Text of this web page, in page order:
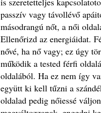
passzív vagy távollévő
másodrangú nőt, a női
Ellenőrizd az energiáidat.
nővé, ha nő vagy; ez úgy
működik a tested férfi
oldalából. Ha ez nem így
együtt ki kell tűzni a
oldalad pedig nőiessé